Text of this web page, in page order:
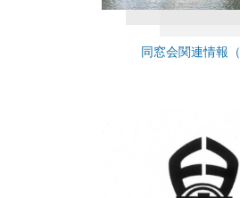
同窓会関連情報（